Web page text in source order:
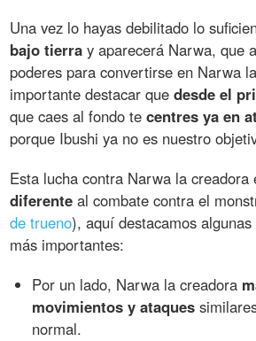
Una vez lo hayas debilitado lo
bajo tierra y aparecerá Narwa, que
poderes para convertirse en Narwa
importante destacar quedesde el
que caes al fondo tecentres ya en
porque Ibushi ya no es nuestro
Esta lucha contra Narwa la creadora
diferente al combate contra el
de trueno), aquí destacamos
más importantes:
Por un lado, Narwa la creadora
movimientos y ataques
normal.